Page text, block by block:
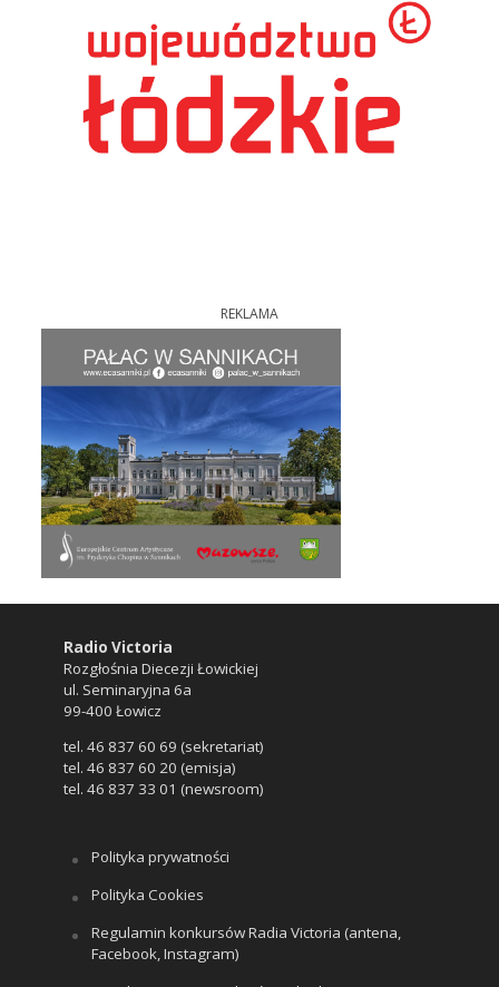
REKLAMA
Radio Victoria
Rozgłośnia Diecezji Łowickiej
ul. Seminaryjna 6a
99-400 Łowicz
tel. 46 837 60 69 (sekretariat)
tel. 46 837 60 20 (emisja)
tel. 46 837 33 01 (newsroom)
Polityka prywatności
Polityka Cookies
Regulamin konkursów Radia Victoria (antena,
Facebook, Instagram)